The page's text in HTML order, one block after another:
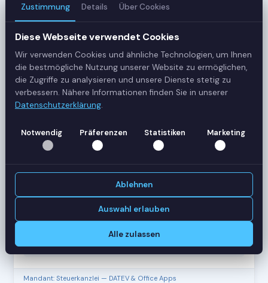
3
42
Sessions
SERVER-AUSLASTUNG
RDS-SRV01
18 Sessions
RAM
78%
RDS-SRV02
14 Sessions
RAM
61%
Mandant: Steuerkanzlei — DATEV & Office Apps
Zustimmung Details Über Cookies
Diese Webseite verwendet Cookies
Wir verwenden Cookies und ähnliche Technologien, um Ihnen
die bestmögliche Nutzung unserer Website zu ermöglichen,
die Zugriffe zu analysieren und unsere Dienste stetig zu
verbessern. Nähere Informationen finden Sie in unserer
Datenschutzerklärung.
Notwendig Präferenzen Statistiken Marketing
Ablehnen
Auswahl erlauben
Alle zulassen